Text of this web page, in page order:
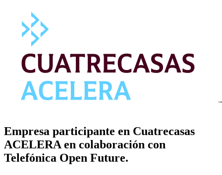
Empresa participante en Cuatrecasas
ACELERA en colaboración con
Telefónica Open Future.